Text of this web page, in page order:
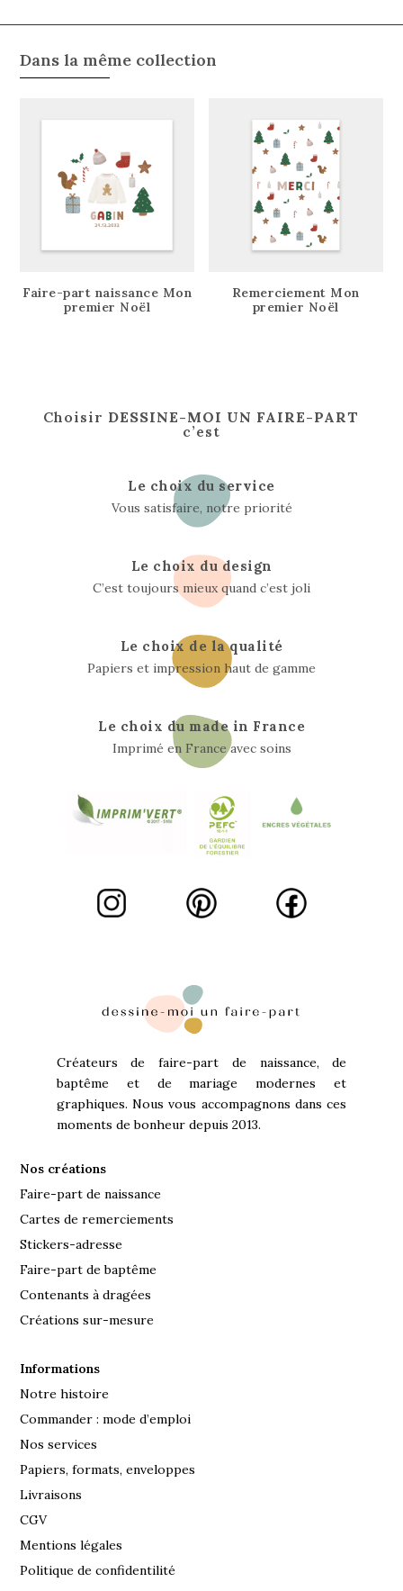
Dans la même collection
Faire-part naissance Mon
premier Noël
Remerciement Mon
premier Noël
Choisir DESSINE-MOI UN FAIRE-PART
c’est
Le choix du service
Vous satisfaire, notre priorité
Le choix du design
C’est toujours mieux quand c’est joli
Le choix de la qualité
Papiers et impression haut de gamme
Le choix du made in France
Imprimé en France avec soins
Créateurs de faire-part de naissance, de
baptême et de mariage modernes et
graphiques. Nous vous accompagnons dans ces
moments de bonheur depuis 2013.
Nos créations
Faire-part de naissance
Cartes de remerciements
Stickers-adresse
Faire-part de baptême
Contenants à dragées
Créations sur-mesure
Informations
Notre histoire
Commander : mode d’emploi
Nos services
Papiers, formats, enveloppes
Livraisons
CGV
Mentions légales
Politique de confidentilité